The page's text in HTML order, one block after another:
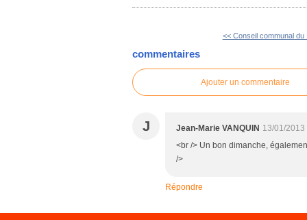
<< Conseil communal du
commentaires
Ajouter un commentaire
J Jean-Marie VANQUIN 13/01/2013
<br /> Un bon dimanche,
/>
Répondre